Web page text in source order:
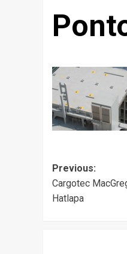
Post
Previous:
Cargotec
Hatlapa